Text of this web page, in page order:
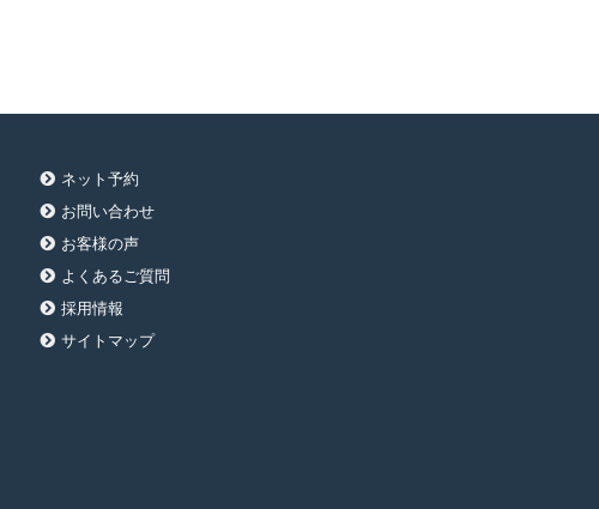
ネット予約
お問い合わせ
お客様の声
よくあるご質問
採用情報
サイトマップ